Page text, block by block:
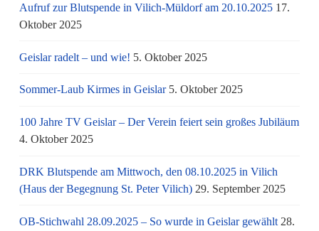
Aufruf zur Blutspende in Vilich-Müldorf am 20.10.2025 17.
Oktober 2025
Geislar radelt – und wie! 5. Oktober 2025
Sommer-Laub Kirmes in Geislar 5. Oktober 2025
100 Jahre TV Geislar – Der Verein feiert sein großes Jubiläum
4. Oktober 2025
DRK Blutspende am Mittwoch, den 08.10.2025 in Vilich
(Haus der Begegnung St. Peter Vilich) 29. September 2025
OB-Stichwahl 28.09.2025 – So wurde in Geislar gewählt 28.